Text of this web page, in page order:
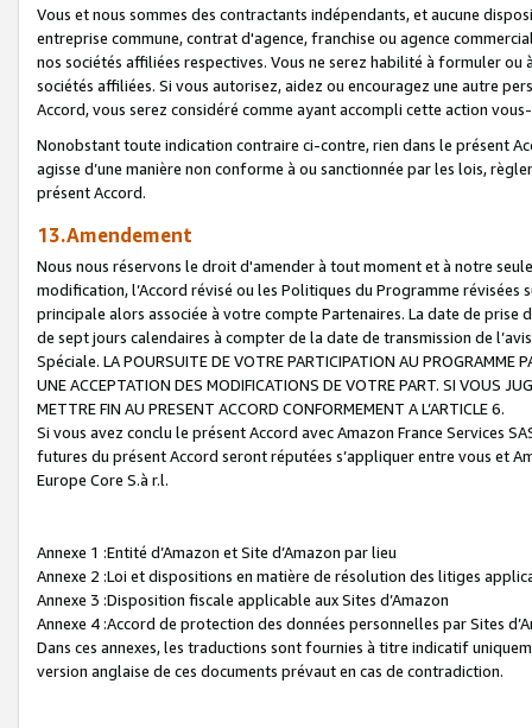
Vous et nous sommes des contractants indépendants, et aucune
entreprise commune, contrat d'agence, franchise ou agence
nos sociétés affiliées respectives. Vous ne serez habilité à formuler
sociétés affiliées. Si vous autorisez, aidez ou encouragez une autre
Accord, vous serez considéré comme ayant accompli cette action
Nonobstant toute indication contraire ci-contre, rien dans le présent
agisse d’une manière non conforme à ou sanctionnée par les lois,
présent Accord.
13.Amendement
Nous nous réservons le droit d'amender à tout moment et à notre
modification, l’Accord révisé ou les Politiques du Programme
principale alors associée à votre compte Partenaires. La date de
de sept jours calendaires à compter de la date de transmission de
Spéciale. LA POURSUITE DE VOTRE PARTICIPATION AU PROGRAMME
UNE ACCEPTATION DES MODIFICATIONS DE VOTRE PART. SI VOUS
METTRE FIN AU PRESENT ACCORD CONFORMEMENT A L’ARTICLE 6.
Si vous avez conclu le présent Accord avec Amazon France Services
futures du présent Accord seront réputées s’appliquer entre vous et
Europe Core S.à r.l.
Annexe 1 :Entité d’Amazon et Site d’Amazon par lieu
Annexe 2 :Loi et dispositions en matière de résolution des litiges
Annexe 3 :Disposition fiscale applicable aux Sites d’Amazon
Annexe 4 :Accord de protection des données personnelles par Sites
Dans ces annexes, les traductions sont fournies à titre indicatif
version anglaise de ces documents prévaut en cas de contradiction.